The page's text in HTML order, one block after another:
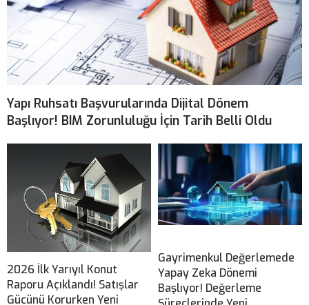
Yapı Ruhsatı Başvurularında Dijital Dönem
Başlıyor! BIM Zorunluluğu İçin Tarih Belli Oldu
2026 İlk Yarıyıl Konut
Raporu Açıklandı! Satışlar
Gücünü Korurken Yeni
Gayrimenkul Değerlemede
Yapay Zeka Dönemi
Başlıyor! Değerleme